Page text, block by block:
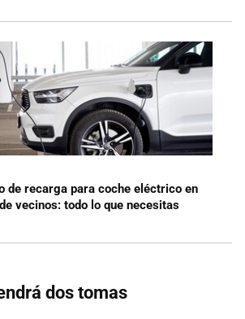
de recarga para coche eléctrico en
vecinos: todo lo que necesitas
dos tomas